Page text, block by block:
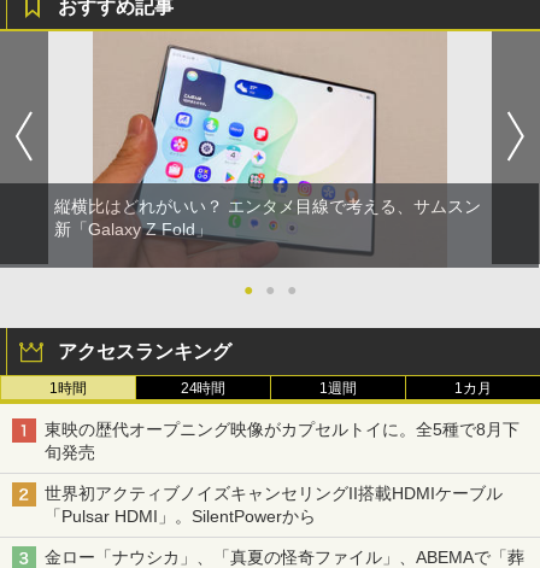
おすすめ記事
縦横比はどれがいい？ エンタメ目線で考える、サムスン
新「Galaxy Z Fold」
● ● ●
アクセスランキング
1時間 24時間 1週間 1カ月
東映の歴代オープニング映像がカプセルトイに。全5種で8月下
旬発売
世界初アクティブノイズキャンセリングII搭載HDMIケーブル
「Pulsar HDMI」。SilentPowerから
金ロー「ナウシカ」、「真夏の怪奇ファイル」、ABEMAで「葬